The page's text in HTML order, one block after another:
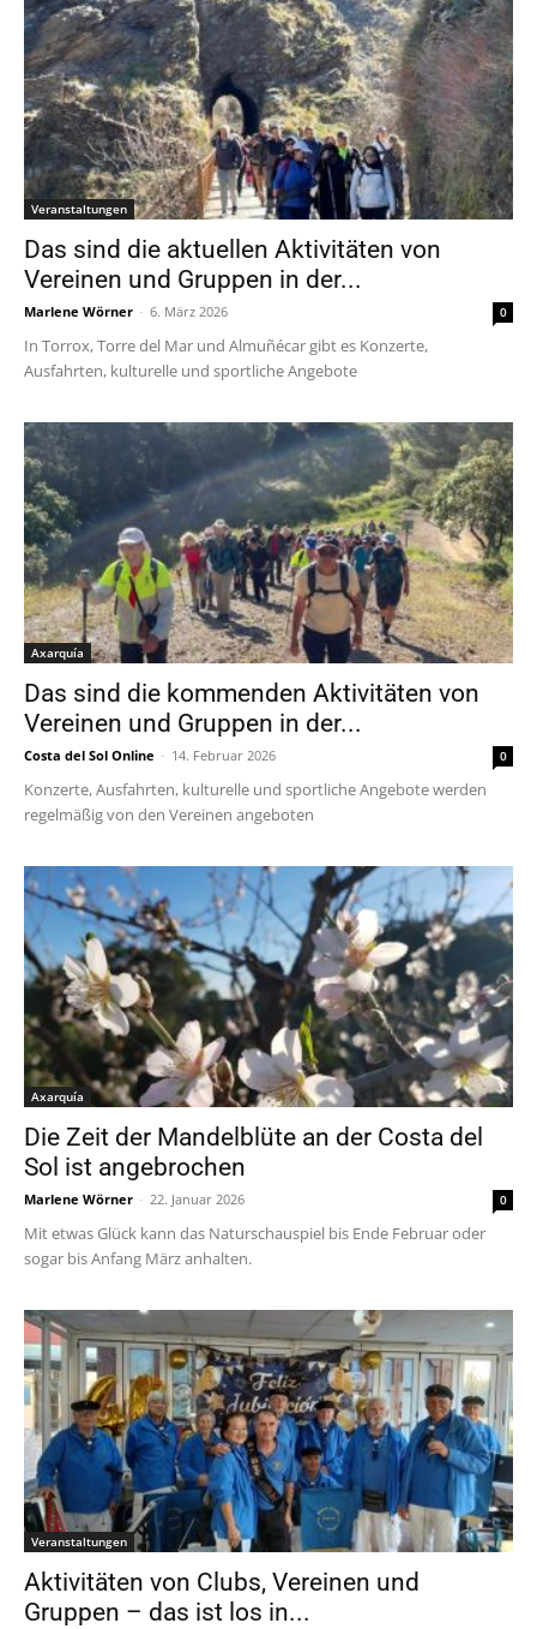
Veranstaltungen
Das sind die aktuellen Aktivitäten von
Vereinen und Gruppen in der...
Marlene Wörner - 6. März 2026 0
In Torrox, Torre del Mar und Almuñécar gibt es Konzerte,
Ausfahrten, kulturelle und sportliche Angebote
Axarquía
Das sind die kommenden Aktivitäten von
Vereinen und Gruppen in der...
Costa del Sol Online - 14. Februar 2026 0
Konzerte, Ausfahrten, kulturelle und sportliche Angebote werden
regelmäßig von den Vereinen angeboten
Axarquía
Die Zeit der Mandelblüte an der Costa del
Sol ist angebrochen
Marlene Wörner - 22. Januar 2026 0
Mit etwas Glück kann das Naturschauspiel bis Ende Februar oder
sogar bis Anfang März anhalten.
Veranstaltungen
Aktivitäten von Clubs, Vereinen und
Gruppen – das ist los in...